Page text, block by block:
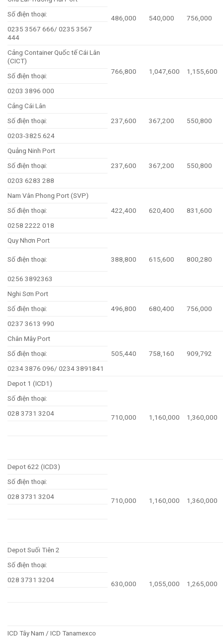
486,000 540,000 756,000
Số điện thoại:
0235 3567 666/ 0235 3567
444
Cảng Container Quốc tế Cái Lân
(CICT)
766,800
1,047,600 1,155,600
Số điện thoại:
0203 3896 000
Cảng Cái Lân
237,600
367,200 550,800
Số điện thoại:
0203-3825.624
Quảng Ninh Port
237,600
367,200 550,800
Số điện thoại:
0203 6283 288
Nam Vân Phong Port (SVP)
422,400
620,400 831,600
Số điện thoại:
0258 2222 018
Quy Nhơn Port
388,800 615,600 800,280
Số điện thoại:
0256 3892363
Nghi Sơn Port
496,800
680,400 756,000
Số điện thoại:
0237 3613 990
Chân Mây Port
505,440
758,160 909,792
Số điện thoại:
0234 3876 096/ 0234 3891841
Depot 1 (ICD1)
710,000 1,160,000 1,360,000
Số điện thoại:
028 3731 3204
Depot 622 (ICD3)
710,000 1,160,000 1,360,000
Số điện thoại:
028 3731 3204
Depot Suối Tiên 2
630,000 1,055,000 1,265,000
Số điện thoại:
028 3731 3204
ICD Tây Nam / ICD Tanamexco